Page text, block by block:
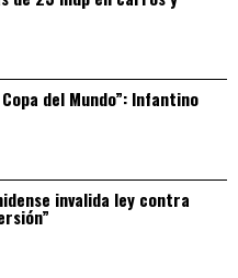
del Mundo”: Infantino
invalida ley contra